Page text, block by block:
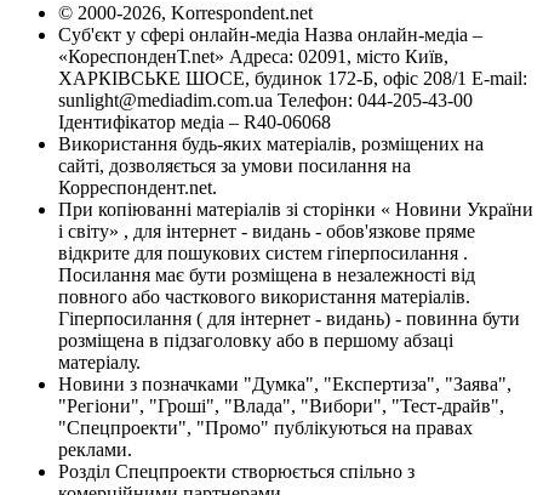
© 2000-2026, Korrespondent.net
Суб'єкт у сфері онлайн-медіа Назва онлайн-медіа –
«КореспонденТ.net» Адреса: 02091, місто Київ,
ХАРКІВСЬКЕ ШОСЕ, будинок 172-Б, офіс 208/1 E-mail:
sunlight@mediadim.com.ua Телефон: 044-205-43-00
Ідентифікатор медіа – R40-06068
Використання будь-яких матеріалів, розміщених на
сайті, дозволяється за умови посилання на
Корреспондент.net.
При копіюванні матеріалів зі сторінки « Новини України
і світу» , для інтернет - видань - обов'язкове пряме
відкрите для пошукових систем гіперпосилання .
Посилання має бути розміщена в незалежності від
повного або часткового використання матеріалів.
Гіперпосилання ( для інтернет - видань) - повинна бути
розміщена в підзаголовку або в першому абзаці
матеріалу.
Новини з позначками "Думка", "Експертиза", "Заява",
"Регіони", "Гроші", "Влада", "Вибори", "Тест-драйв",
"Спецпроекти", "Промо" публікуються на правах
реклами.
Розділ Спецпроекти створюється спільно з